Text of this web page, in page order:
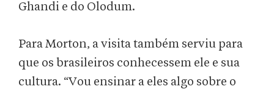
Ghandi e do Olodum.
Para Morton, a visita também serviu para
que os brasileiros conhecessem ele e sua
cultura. “Vou ensinar a eles algo sobre o